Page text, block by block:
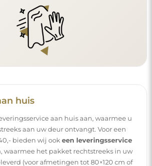
de bezorger het pakket niet binnen in